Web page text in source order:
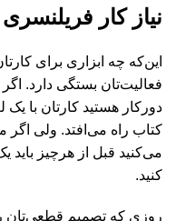
نیاز کار فریلنسری
این‌که چه ابزاری برای
فعالیت‌تان بستگی دارد.
دورکار هستید کارتان با یک
کتاب راه می‌افتد. ولی
می‌کنید قبل از هرچیز باید
کنید.
روزی که تصمیم قطعی‌تان